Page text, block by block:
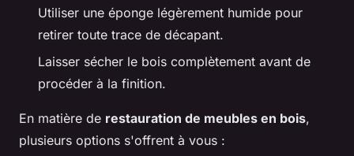
Utiliser une éponge légèrement humide pour
retirer toute trace de décapant.
Laisser sécher le bois complètement avant de
procéder à la finition.
En matière de restauration de meubles en bois,
plusieurs options s'offrent à vous :